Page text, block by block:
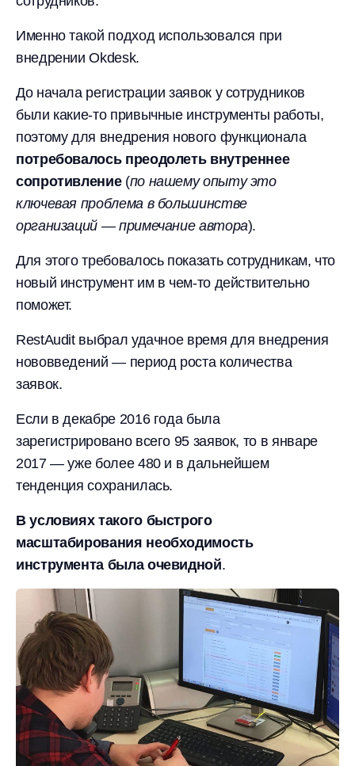
Именно такой подход использовался при
внедрении Okdesk.
До начала регистрации заявок у сотрудников
были какие-то привычные инструменты работы,
поэтому для внедрения нового функционала
потребовалось преодолеть внутреннее
сопротивление (по нашему опыту это
ключевая проблема в большинстве
организаций — примечание автора).
Для этого требовалось показать сотрудникам, что
новый инструмент им в чем-то действительно
поможет.
RestAudit выбрал удачное время для внедрения
нововведений — период роста количества
заявок.
Если в декабре 2016 года была
зарегистрировано всего 95 заявок, то в январе
2017 — уже более 480 и в дальнейшем
тенденция сохранилась.
В условиях такого быстрого
масштабирования необходимость
инструмента была очевидной.